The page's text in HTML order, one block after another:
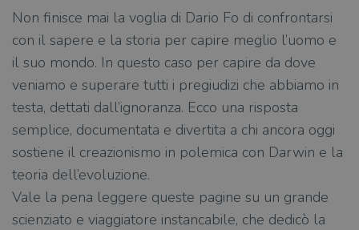
Non finisce mai la voglia di Dario Fo di confrontarsi
con il sapere e la storia per capire meglio l’uomo e
il suo mondo. In questo caso per capire da dove
veniamo e superare tutti i pregiudizi che abbiamo in
testa, dettati dall’ignoranza. Ecco una risposta
semplice, documentata e divertita a chi ancora oggi
sostiene il creazionismo in polemica con Darwin e la
teoria dell’evoluzione.
Vale la pena leggere queste pagine su un grande
scienziato e viaggiatore instancabile, che dedicò la